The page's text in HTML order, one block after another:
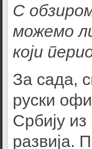
С
можемо
који
За сада,
руски
Србију
развија.